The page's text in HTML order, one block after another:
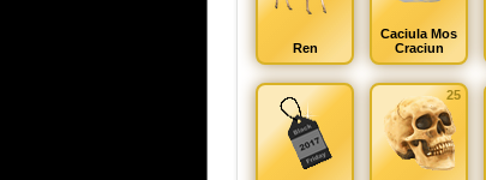
Ren
Caciula Mos
Craciun
25